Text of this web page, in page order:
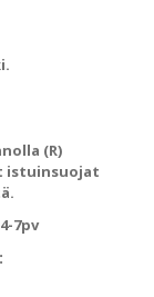
(R)
istuinsuojat
7pv